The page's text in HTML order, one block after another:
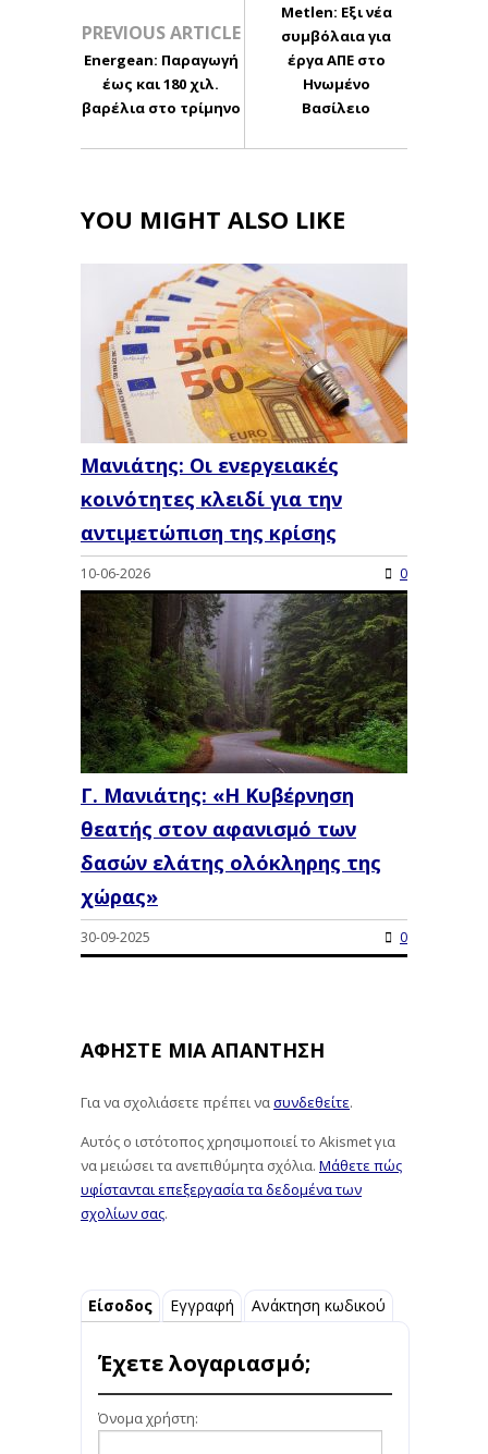
PREVIOUS ARTICLE
Energean: Παραγωγή
έως και 180 χιλ.
βαρέλια στο τρίμηνο
Metlen: Εξι νέα
συμβόλαια για
έργα ΑΠΕ στο
Ηνωμένο
Βασίλειο
YOU MIGHT ALSO LIKE
Μανιάτης: Οι ενεργειακές
κοινότητες κλειδί για την
αντιμετώπιση της κρίσης
10-06-2026 0
Γ. Μανιάτης: «Η Κυβέρνηση
θεατής στον αφανισμό των
δασών ελάτης ολόκληρης της
χώρας»
30-09-2025 0
ΑΦΉΣΤΕ ΜΙΑ ΑΠΆΝΤΗΣΗ
Για να σχολιάσετε πρέπει νασυνδεθείτε.
Αυτός ο ιστότοπος χρησιμοποιεί το Akismet για
να μειώσει τα ανεπιθύμητα σχόλια. Μάθετε πώς
υφίστανται επεξεργασία τα δεδομένα των
σχολίων σας.
Είσοδος Εγγραφή Ανάκτηση κωδικού
Έχετε λογαριασμό;
Όνομα χρήστη: